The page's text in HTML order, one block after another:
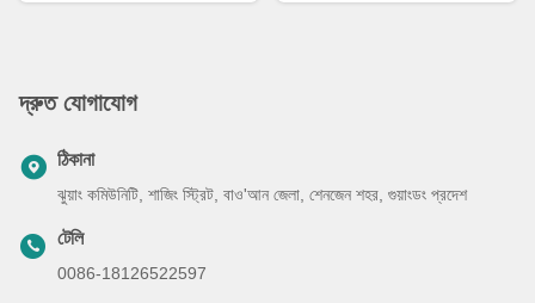
দ্রুত যোগাযোগ
ঠিকানা
ঝুয়াং কমিউনিটি, শাজিং স্ট্রিট, বাও'আন জেলা, শেনজেন শহর, গুয়াংডং প্রদেশ
টেলি
0086-18126522597